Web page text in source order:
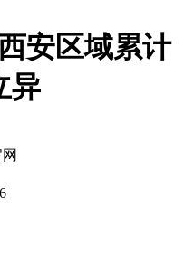
安区域累计
异